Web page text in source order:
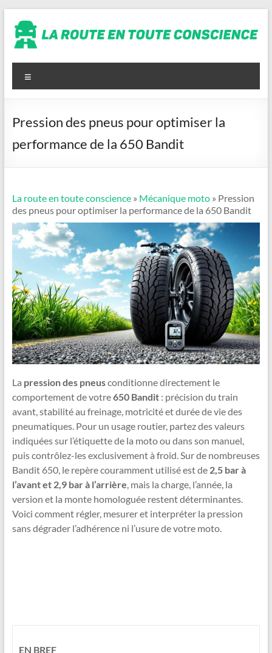
contenu
La
route
en
toute
conscience
Pression des pneus pour optimiser la
performance de la 650 Bandit
La route en toute conscience» Mécanique moto» Pression
des pneus pour optimiser la performance de la 650 Bandit
La pression des pneusconditionne directement le
comportement de votre650 Bandit: précision du train
avant, stabilité au freinage, motricité et durée de vie des
pneumatiques. Pour un usage routier, partez des valeurs
indiquées sur l’étiquette de la moto ou dans son manuel,
puis contrôlez-les exclusivement à froid. Sur de nombreuses
Bandit 650, le repère couramment utilisé est de 2,5 bar à
l’avant et 2,9 bar à l’arrière, mais la charge, l’année, la
version et la monte homologuée restent déterminantes.
Voici comment régler, mesurer et interpréter la pression
sans dégrader l’adhérence ni l’usure de votre moto.
EN BREF